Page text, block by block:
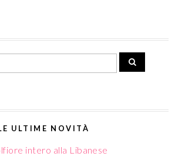
ULTIME NOVITÀ
intero alla Libanese